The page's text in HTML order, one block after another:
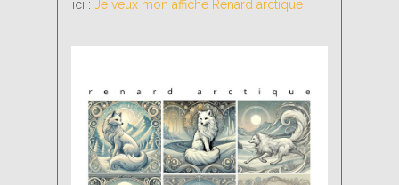
ici : Je veux mon affiche Renard arctique